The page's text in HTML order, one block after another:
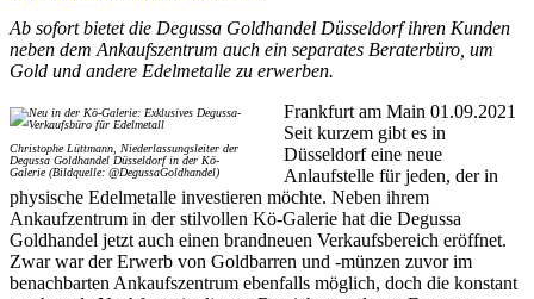
Ab sofort bietet die Degussa Goldhandel Düsseldorf ihren Kunden
neben dem Ankaufszentrum auch ein separates Beraterbüro, um
Gold und andere Edelmetalle zu erwerben.
Christophe Lüttmann, Niederlassungsleiter der
Degussa Goldhandel Düsseldorf in der Kö-
Galerie (Bildquelle: @DegussaGoldhandel)
Frankfurt am Main 01.09.2021
Seit kurzem gibt es in
Düsseldorf eine neue
Anlaufstelle für jeden, der in
physische Edelmetalle investieren möchte. Neben ihrem
Ankaufzentrum in der stilvollen Kö-Galerie hat die Degussa
Goldhandel jetzt auch einen brandneuen Verkaufsbereich eröffnet.
Zwar war der Erwerb von Goldbarren und -münzen zuvor im
benachbarten Ankaufszentrum ebenfalls möglich, doch die konstant